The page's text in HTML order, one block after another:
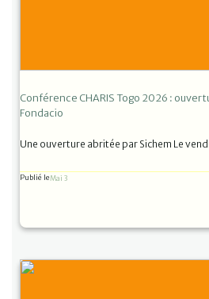
Conférence CHARIS Togo 2026 :
Fondacio
Une ouverture abritée par Sichem Le
Publié leMai 3